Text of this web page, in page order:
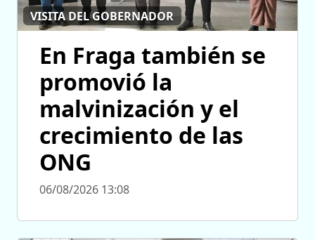
VISITA DEL GOBERNADOR
En Fraga también se
promovió la
malvinización y el
crecimiento de las
ONG
06/08/2026 13:08